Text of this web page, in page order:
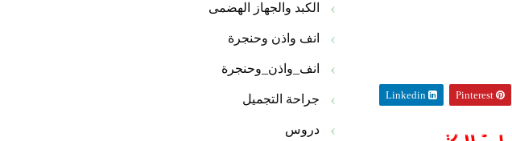
Pinterest
Linkedin
الكبد والجهاز الهضمى
انف واذن وحنجرة
انف_واذن_وحنجرة
جراحة التجميل
دروس